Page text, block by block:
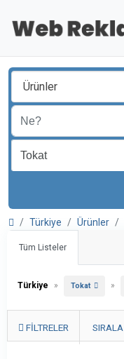
Ürünler
Türkiye Ürünler
Tüm Listeler
Türkiye » Tokat »
FILTRELER SIRALA